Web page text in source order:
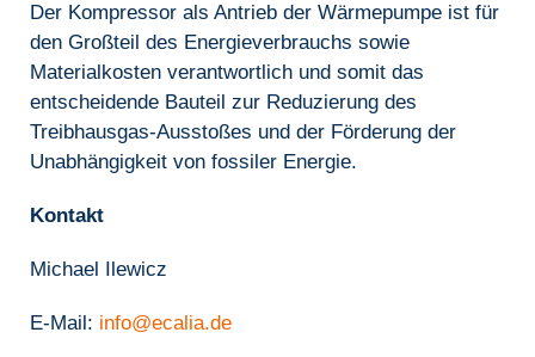
Der Kompressor als Antrieb der Wärmepumpe ist für
den Großteil des Energieverbrauchs sowie
Materialkosten verantwortlich und somit das
entscheidende Bauteil zur Reduzierung des
Treibhausgas-Ausstoßes und der Förderung der
Unabhängigkeit von fossiler Energie.
Kontakt
Michael Ilewicz
E-Mail: info@ecalia.de